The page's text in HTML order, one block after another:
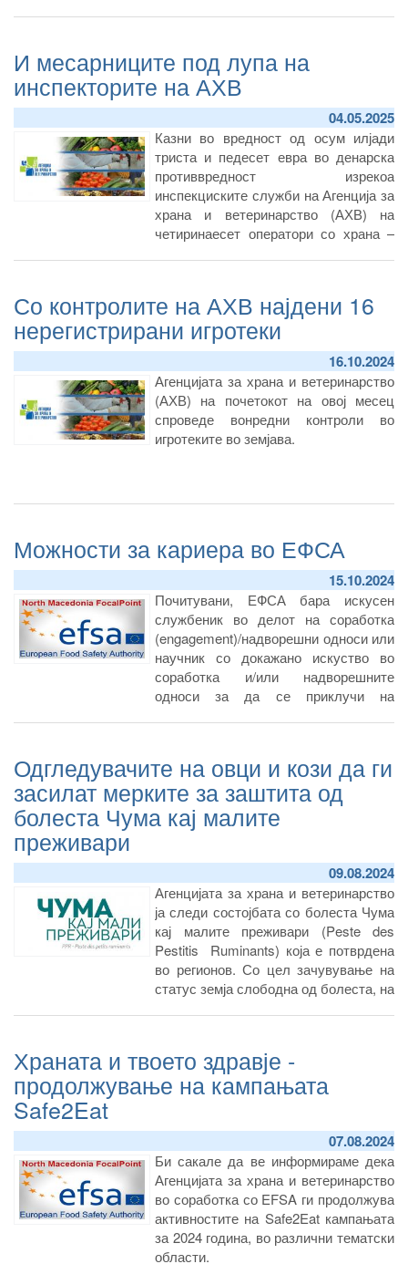
И месарниците под лупа на
инспекторите на АХВ
04.05.2025
Казни во вредност од осум илјади
триста и педесет евра во денарска
противвредност изрекоа
инспекциските служби на Агенција за
храна и ветеринарство (АХВ) на
четиринаесет оператори со храна –
Со контролите на АХВ најдени 16
нерегистрирани игротеки
16.10.2024
Агенцијата за храна и ветеринарство
(АХВ) на почетокот на овој месец
спроведе вонредни контроли во
игротеките во земјава.
Можности за кариера во ЕФСА
15.10.2024
Почитувани, ЕФСА бара искусен
службеник во делот на соработка
(engagement)/надворешни односи или
научник со докажано искуство во
соработка и/или надворешните
односи за да се приклучи на
Упатен национален експерт-
Seconded National Expert.
Одгледувачите на овци и кози да ги
засилат мерките за заштита од
болеста Чума кај малите
преживари
09.08.2024
Агенцијата за храна и ветеринарство
ја следи состојбата со болеста Чума
кај малите преживари (Peste des
Pestitis Ruminants) која е потврдена
во регионов. Со цел зачувување на
статус земја слободна од болеста, на
производи и нус производи од
животинско потекло од регионите
Храната и твоето здравје -
продолжување на кампањата
Safe2Eat
07.08.2024
Би сакале да ве информираме дека
Агенцијата за храна и ветеринарство
во соработка со EFSA ги продолжува
активностите на Safe2Eat кампањата
за 2024 година, во различни тематски
области.